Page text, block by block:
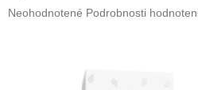
Priemerné
Neohodnotené Podrobnosti